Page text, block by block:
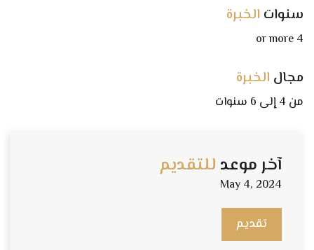
سنوات الخبرة
4 or more
مجال الخبرة
من 4 إلى 6 سنوات
آخر موعد للتقديم
May 4, 2024
تقديم